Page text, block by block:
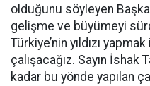
olduğunu söyleyen
gelişme ve büyümeyi
Türkiye’nin yıldızı
çalışacağız. Sayın İshak
kadar bu yönde yapılan